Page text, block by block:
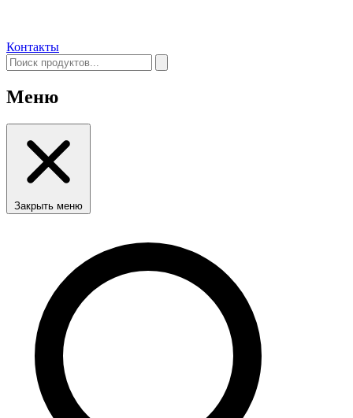
Контакты
Меню
Закрыть меню